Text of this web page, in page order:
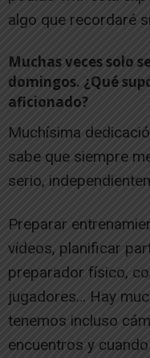
algo que recordaré
Muchas veces solo
domingos. ¿Qué
aficionado?
Muchísima
sabe que siempre
serio,
Preparar
vídeos, planificar
preparador físico,
jugadores… Hay
tenemos incluso
encuentros y